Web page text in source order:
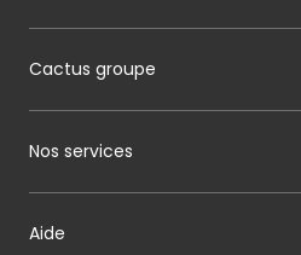
Mon boucher
Mon maraîcher
Cactus groupe
A propos de Cactus
Nos services
Carte cadeau
Aide